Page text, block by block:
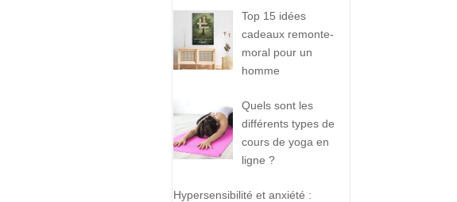
Top 15 idées
cadeaux remonte-
moral pour un
homme
Quels sont les
différents types de
cours de yoga en
ligne ?
Hypersensibilité et anxiété :